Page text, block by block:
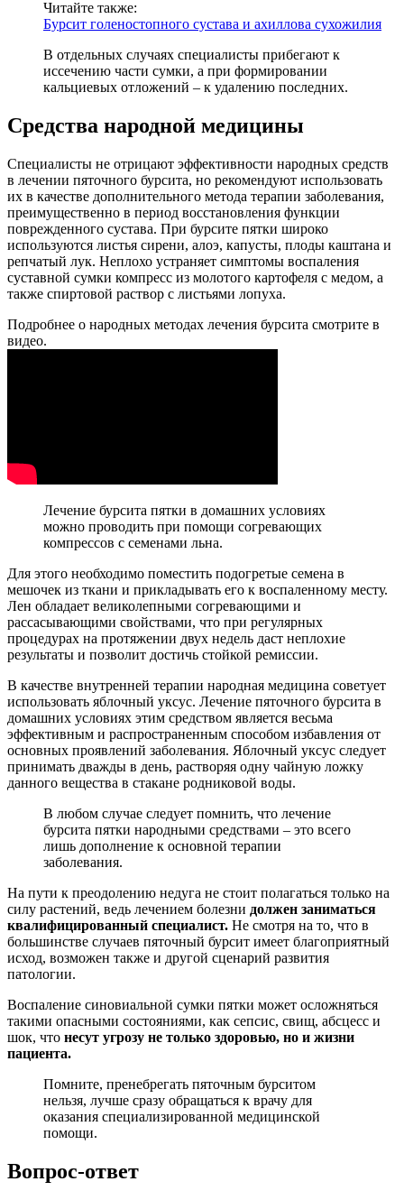
Читайте также:
Бурсит голеностопного сустава и ахиллова сухожилия
В отдельных случаях специалисты прибегают к
иссечению части сумки, а при формировании
кальциевых отложений – к удалению последних.
Средства народной медицины
Специалисты не отрицают эффективности народных средств
в лечении пяточного бурсита, но рекомендуют использовать
их в качестве дополнительного метода терапии заболевания,
преимущественно в период восстановления функции
поврежденного сустава. При бурсите пятки широко
используются листья сирени, алоэ, капусты, плоды каштана и
репчатый лук. Неплохо устраняет симптомы воспаления
суставной сумки компресс из молотого картофеля с медом, а
также спиртовой раствор с листьями лопуха.
Подробнее о народных методах лечения бурсита смотрите в
видео.
Лечение бурсита пятки в домашних условиях
можно проводить при помощи согревающих
компрессов с семенами льна.
Для этого необходимо поместить подогретые семена в
мешочек из ткани и прикладывать его к воспаленному месту.
Лен обладает великолепными согревающими и
рассасывающими свойствами, что при регулярных
процедурах на протяжении двух недель даст неплохие
результаты и позволит достичь стойкой ремиссии.
В качестве внутренней терапии народная медицина советует
использовать яблочный уксус. Лечение пяточного бурсита в
домашних условиях этим средством является весьма
эффективным и распространенным способом избавления от
основных проявлений заболевания. Яблочный уксус следует
принимать дважды в день, растворяя одну чайную ложку
данного вещества в стакане родниковой воды.
В любом случае следует помнить, что лечение
бурсита пятки народными средствами – это всего
лишь дополнение к основной терапии
заболевания.
На пути к преодолению недуга не стоит полагаться только на
силу растений, ведь лечением болезни должен заниматься
квалифицированный специалист. Не смотря на то, что в
большинстве случаев пяточный бурсит имеет благоприятный
исход, возможен также и другой сценарий развития
патологии.
Воспаление синовиальной сумки пятки может осложняться
такими опасными состояниями, как сепсис, свищ, абсцесс и
шок, что несут угрозу не только здоровью, но и жизни
пациента.
Помните, пренебрегать пяточным бурситом
нельзя, лучше сразу обращаться к врачу для
оказания специализированной медицинской
помощи.
Вопрос-ответ